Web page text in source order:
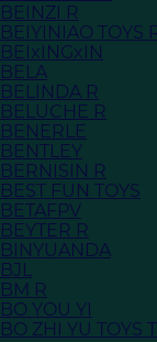
BEINZI R
BEIYINIAO TOYS
BEIxINGxIN
BELA
BELINDA R
BELUCHE R
BENERLE
BENTLEY
BERNISIN R
BEST FUN TOYS
BETAFPV
BEYTER R
BINYUANDA
BJL
BM R
BO YOU YI
BO ZHI YU TOYS